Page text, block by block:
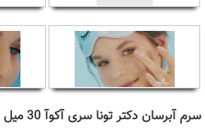
سرم آبرسان دکتر تونا سری آکوآ 30 میل